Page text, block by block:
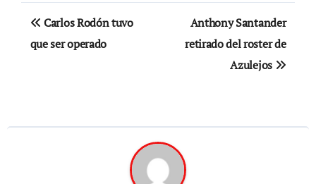
Navegación
de
Carlos Rodón tuvo
que ser operado
Anthony Santander
retirado del roster de
Azulejos